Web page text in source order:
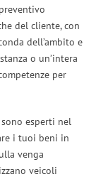
del cliente, con
dell’ambito e
o un’intera
per
sono esperti nel
i tuoi beni in
venga
veicoli